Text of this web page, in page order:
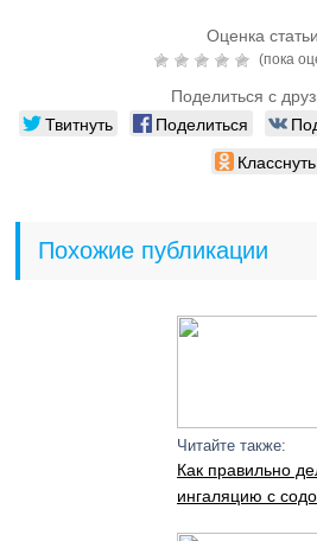
Оценка
(пока
Поделиться с
Твитнуть Поделиться
Класснуть
Похожие публикации
Читайте также:
Как правильно
ингаляцию с